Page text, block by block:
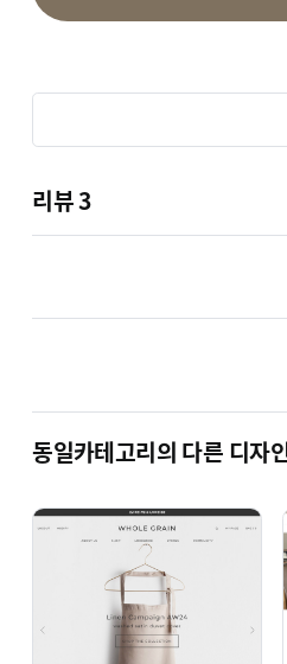
기본 이용 가이드
모든 디자인은 플레인세팅이 기본으
원하는 수정 작업이 있을 경우 구매
디자인 작업 특성상 세팅 작업 완
주문서양식 작성 하기
플레
디자인센터에서 구매 후 플레인디
리뷰3
동일카테고리의 다른 디자